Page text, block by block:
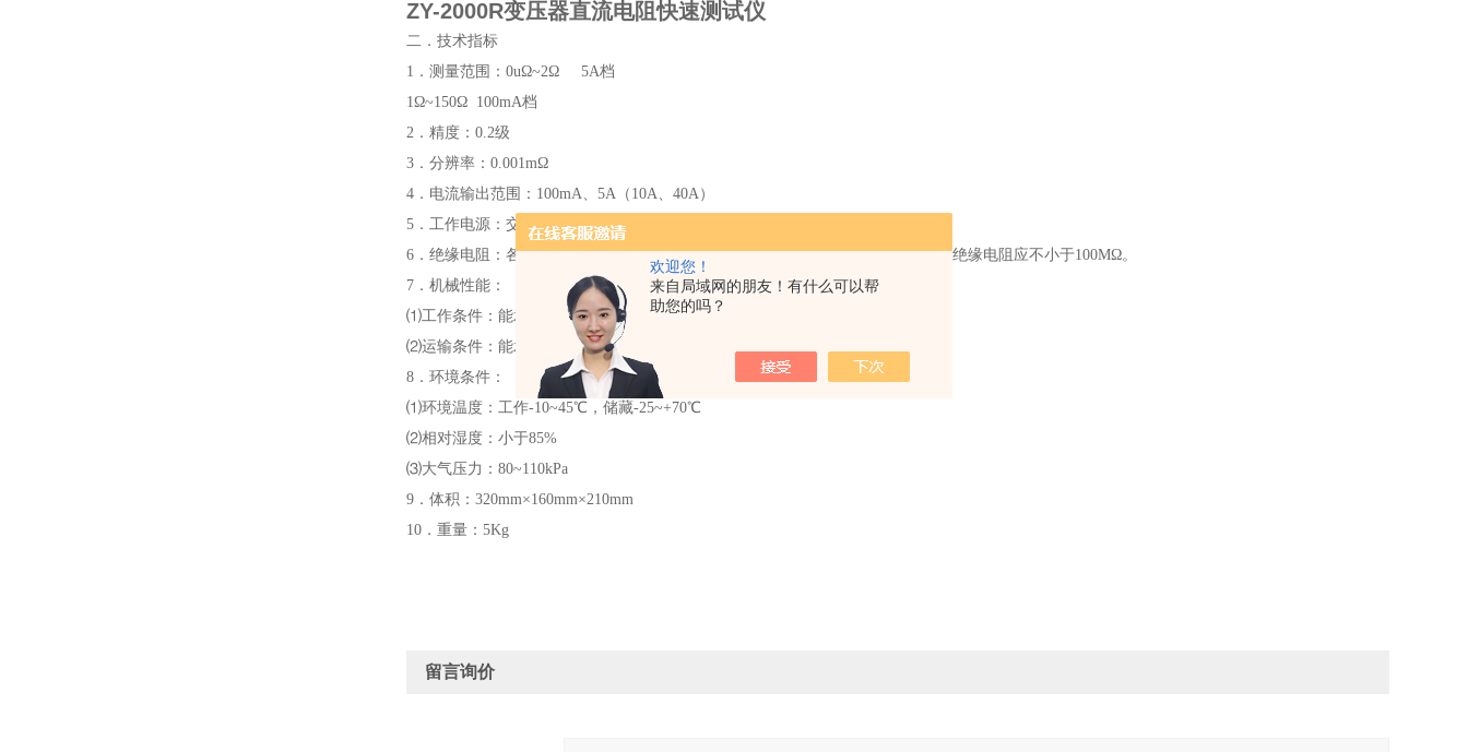
欢迎您！
来自局域网的朋友！有什么可以帮
助您的吗？
ZY-2000R变压器直流电阻快速测试仪
二．技术指标
1．测量范围：0uΩ~2Ω 5A档
1Ω~150Ω 100mA档
2．精度：0.2级
3．分辨率：0.001mΩ
4．电流输出范围：100mA、5A（10A、40A）
5．工作电源：交流220V±10%；频率50Hz
6．绝缘电阻：各带电的导电电路分别对机壳之间用开路电压为500V的摇表测量其绝缘电阻应不小于100MΩ。
7．机械性能：
⑴工作条件：能承受严酷等级为Ⅰ级的振动响应、冲击响应检验
⑵运输条件：能承受严酷等级为Ⅰ级的振动耐久、冲击耐久及碰撞检验
8．环境条件：
⑴环境温度：工作-10~45℃，储藏-25~+70℃
⑵相对湿度：小于85%
⑶大气压力：80~110kPa
9．体积：320mm×160mm×210mm
10．重量：5Kg
留言询价